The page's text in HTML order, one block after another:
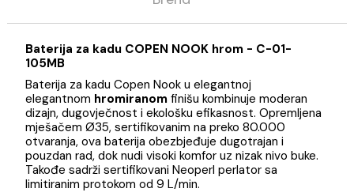
Opis
Specifikacija
Brend
Baterija za kadu COPEN NOOK hrom - C-01-
105MB
Baterija za kadu Copen Nook u elegantnoj